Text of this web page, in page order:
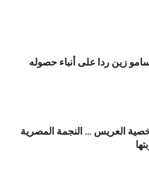
زين ردا على أنباء حصوله
العريس … النجمة المصرية